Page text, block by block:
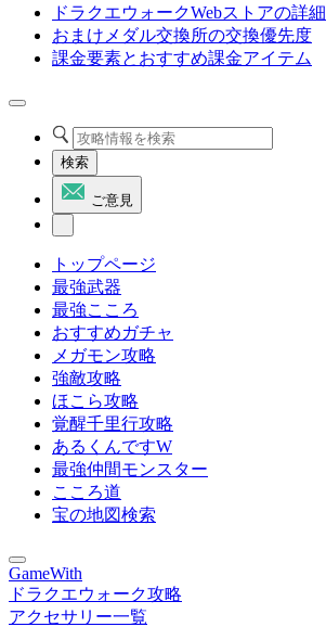
ドラクエウォークWebストアの詳細
おまけメダル交換所の交換優先度
課金要素とおすすめ課金アイテム
検索
ご意見
トップページ
最強武器
最強こころ
おすすめガチャ
メガモン攻略
強敵攻略
ほこら攻略
覚醒千里行攻略
あるくんですW
最強仲間モンスター
こころ道
宝の地図検索
GameWith
ドラクエウォーク攻略
アクセサリー一覧